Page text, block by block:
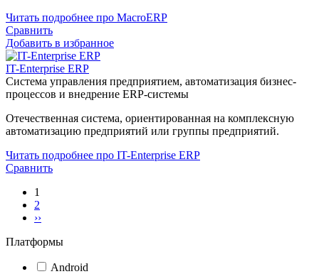
Читать подробнее про MacroERP
Сравнить
Добавить в избранное
IT-Enterprise ERP
Cистема управления предприятием, автоматизация бизнес-
процессов и внедрение ERP-системы
Отечественная система, ориентированная на комплексную
автоматизацию предприятий или группы предприятий.
Читать подробнее про IT-Enterprise ERP
Сравнить
1
2
››
Платформы
Android